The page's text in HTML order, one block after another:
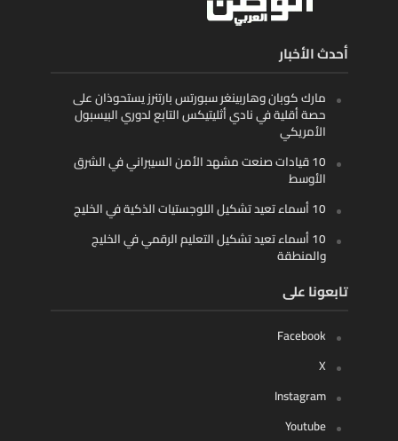
أحدث الأخبار
مارك كوبان وهاربينغر سبورتس بارتنرز يستحوذان على
حصة أقلية في نادي أثليتيكس التابع لدوري البيسبول
الأمريكي
10 قيادات صنعت مشهد الأمن السيبراني في الشرق
الأوسط
10 أسماء تعيد تشكيل اللوجستيات الذكية في الخليج
10 أسماء تعيد تشكيل التعليم الرقمي في الخليج
والمنطقة
تابعونا على
Facebook
X
Instagram
Youtube